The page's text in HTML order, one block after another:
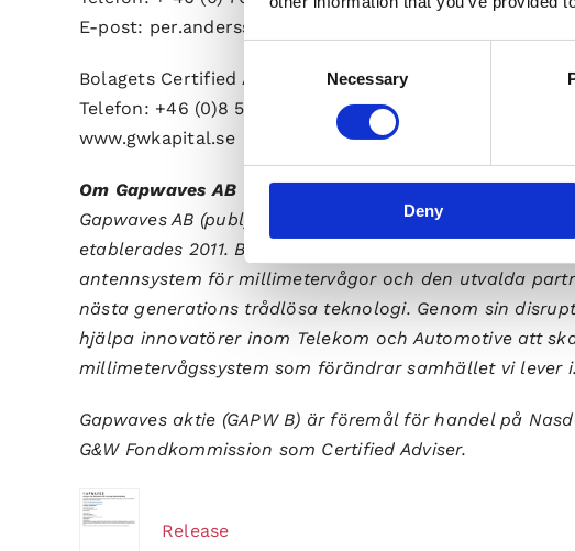
Selection
Necessary
Deny
E-post: per.andersson@gapwaves.com
Bolagets Certified Adviser är G&W Fondkommission AB
Telefon: +46 (0)8 503 000 50
www.gwkapital.se
Om Gapwaves AB
Gapwaves AB (publ) har sitt ursprung i forskning vid
etablerades 2011. Bolagets vision är att vara den mest
antennsystem för millimetervågor och den utvalda
nästa generations trådlösa teknologi. Genom sin
hjälpa innovatörer inom Telekom och Automotive att
millimetervågssystem som förändrar samhället vi lever i.
Gapwaves aktie (GAPW B) är föremål för handel på
G&W Fondkommission som Certified Adviser.
Release